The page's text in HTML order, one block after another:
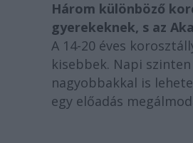
Három különböző
gyerekeknek, s az
A 14-20 éves
kisebbek. Napi
nagyobbakkal is
egy előadás